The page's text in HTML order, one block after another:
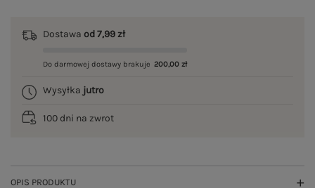
Dostawa od 7,99 zł
Do darmowej dostawy brakuje 200,00 zł
Wysyłka jutro
100 dni na zwrot
OPIS PRODUKTU